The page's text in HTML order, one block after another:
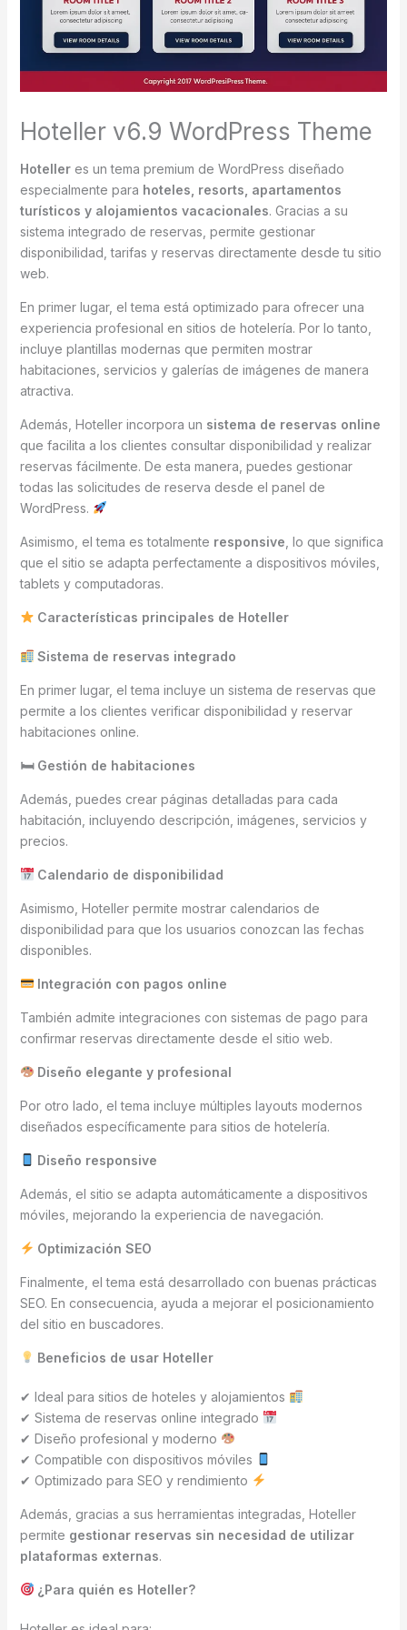
Hoteller v6.9 WordPress Theme
Hotelleres un tema premium de WordPress diseñado
especialmente para hoteles, resorts, apartamentos
turísticos y alojamientos vacacionales. Gracias a su
sistema integrado de reservas, permite gestionar
disponibilidad, tarifas y reservas directamente desde tu sitio
web.
En primer lugar, el tema está optimizado para ofrecer una
experiencia profesional en sitios de hotelería. Por lo tanto,
incluye plantillas modernas que permiten mostrar
habitaciones, servicios y galerías de imágenes de manera
atractiva.
Además, Hoteller incorpora un sistema de reservas online
que facilita a los clientes consultar disponibilidad y realizar
reservas fácilmente. De esta manera, puedes gestionar
todas las solicitudes de reserva desde el panel de
WordPress.
Asimismo, el tema es totalmente responsive , lo que significa
que el sitio se adapta perfectamente a dispositivos móviles,
tablets y computadoras.
Características principales de Hoteller
Sistema de reservas integrado
En primer lugar, el tema incluye un sistema de reservas que
permite a los clientes verificar disponibilidad y reservar
habitaciones online.
🛏 Gestión de habitaciones
Además, puedes crear páginas detalladas para cada
habitación, incluyendo descripción, imágenes, servicios y
precios.
Calendario de disponibilidad
Asimismo, Hoteller permite mostrar calendarios de
disponibilidad para que los usuarios conozcan las fechas
disponibles.
Integración con pagos online
También admite integraciones con sistemas de pago para
confirmar reservas directamente desde el sitio web.
Diseño elegante y profesional
Por otro lado, el tema incluye múltiples layouts modernos
diseñados específicamente para sitios de hotelería.
Diseño responsive
Además, el sitio se adapta automáticamente a dispositivos
móviles, mejorando la experiencia de navegación.
Optimización SEO
Finalmente, el tema está desarrollado con buenas prácticas
SEO. En consecuencia, ayuda a mejorar el posicionamiento
del sitio en buscadores.
Beneficios de usar Hoteller
✔ Ideal para sitios de hoteles y alojamientos
✔ Sistema de reservas online integrado
✔ Diseño profesional y moderno
✔ Compatible con dispositivos móviles
✔ Optimizado para SEO y rendimiento
Además, gracias a sus herramientas integradas, Hoteller
permite gestionar reservas sin necesidad de utilizar
plataformas externas.
¿Para quién es Hoteller?